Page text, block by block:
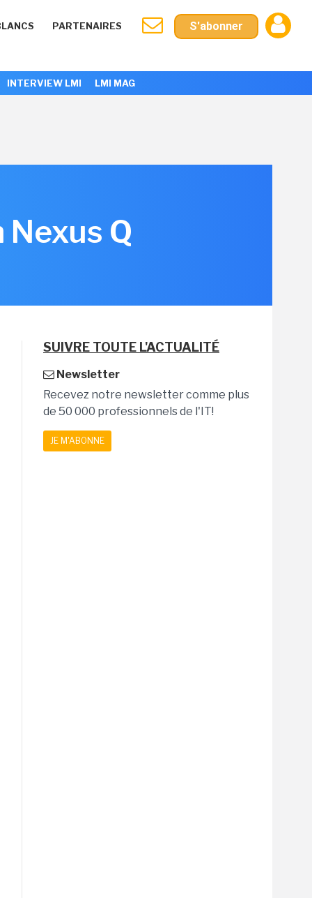
PARTENAIRES S'abonner
INTERVIEW LMI LMI MAG
Q
SUIVRE TOUTE L'ACTUALITÉ
Newsletter
Recevez notre newsletter comme plus
de 50 000 professionnels de l'IT!
JE M'ABONNE